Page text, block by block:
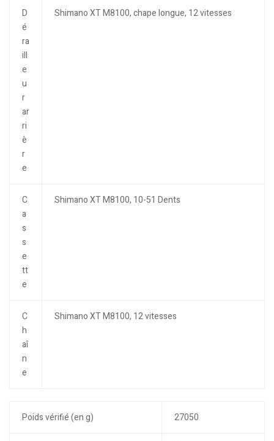
D
é
ra
ill
e
u
r
ar
ri
è
r
e
Shimano XT M8100, chape longue, 12 vitesses
C
a
s
s
e
tt
e
Shimano XT M8100, 10-51 Dents
C
h
aî
n
e
Shimano XT M8100, 12 vitesses
Poids vérifié (en g) 27050